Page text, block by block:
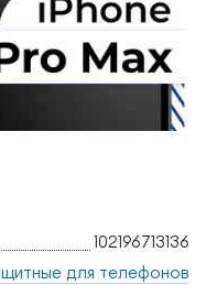
102196713136
для телефонов